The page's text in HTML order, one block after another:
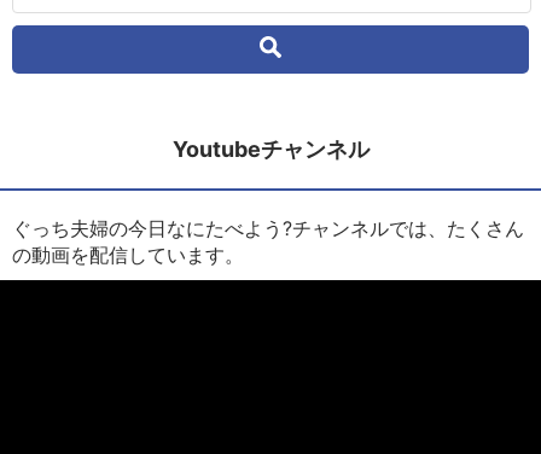
Youtubeチャンネル
ぐっち夫婦の今日なにたべよう?チャンネルでは、たくさん
の動画を配信しています。